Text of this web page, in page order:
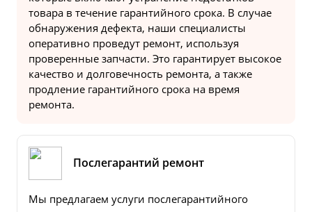
товара в течение гарантийного срока. В случае
обнаружения дефекта, наши специалисты
оперативно проведут ремонт, используя
проверенные запчасти. Это гарантирует высокое
качество и долговечность ремонта, а также
продление гарантийного срока на время
ремонта.
Послегарантий ремонт
Мы предлагаем услуги послегарантийного